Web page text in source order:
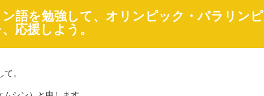
語を勉強して、オリンピック・パラリンピ
応援しよう。
。